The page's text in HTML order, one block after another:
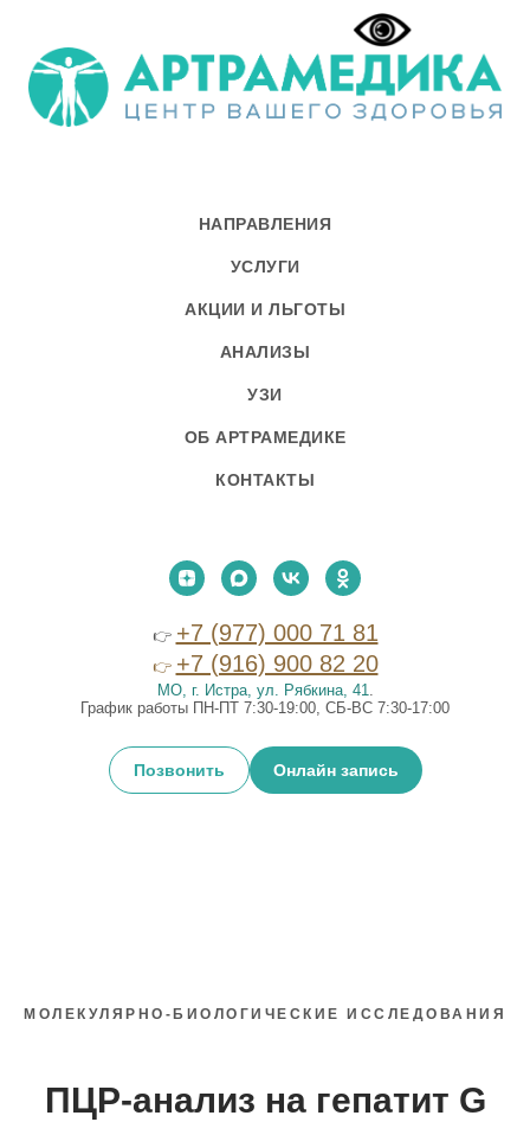
НАПРАВЛЕНИЯ
УСЛУГИ
АКЦИИ И ЛЬГОТЫ
АНАЛИЗЫ
УЗИ
ОБ АРТРАМЕДИКЕ
КОНТАКТЫ
👉 +7 (977) 000 71 81
👉 +7 (916) 900 82 20
МО, г. Истра, ул. Рябкина, 41.
График работы ПН-ПТ 7:30-19:00, СБ-ВС 7:30-17:00
Позвонить Онлайн запись
МОЛЕКУЛЯРНО-БИОЛОГИЧЕСКИЕ ИССЛЕДОВАНИЯ
ПЦР-анализ на гепатит G